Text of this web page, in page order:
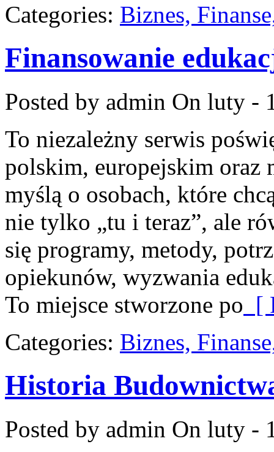
Categories: Biznes,
Finansowanie
Posted by admin On luty -
To niezależny serwis
polskim, europejskim oraz
myślą o osobach, które
nie tylko „tu i teraz”, ale
się programy, metody,
opiekunów, wyzwania
To miejsce stworzone po [
Categories: Biznes,
Historia
Posted by admin On luty -